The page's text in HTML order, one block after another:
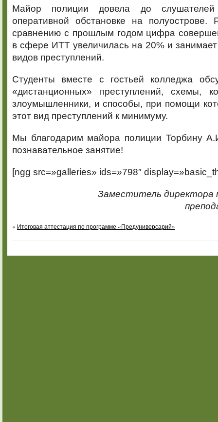
Майор полиции довела до
оперативной обстановке на полуострове.
сравнению с прошлым годом цифра
в сфере ИТТ увеличилась на 20% и
видов преступлений.
Студенты вместе с гостьей колледжа
«дистанционных» преступлений, схемы,
злоумышленники, и способы, при помощи
этот вид преступлений к минимуму.
Мы благодарим майора полиции Торбину
познавательное занятие!
[ngg src=»galleries» ids=»798″
Заместитель директора
« Итоговая аттестация по программе «Предуниверсарий»